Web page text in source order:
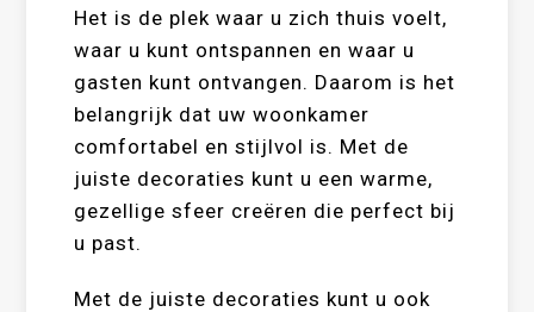
Het is de plek waar u zich thuis voelt,
waar u kunt ontspannen en waar u
gasten kunt ontvangen. Daarom is het
belangrijk dat uw woonkamer
comfortabel en stijlvol is. Met de
juiste decoraties kunt u een warme,
gezellige sfeer creëren die perfect bij
u past.
Met de juiste decoraties kunt u ook